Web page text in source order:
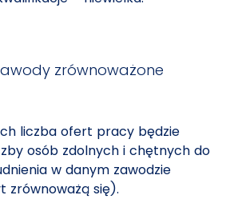
zrównoważone
liczba ofert pracy będzie
osób zdolnych i chętnych do
w danym zawodzie
zrównoważą się).